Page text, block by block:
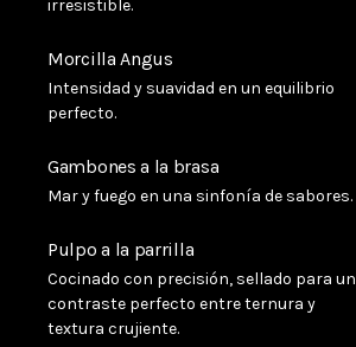
irresistible.
Morcilla Angus
Intensidad y suavidad en un equilibrio
perfecto.
Gambones a la brasa
Mar y fuego en una sinfonía de sabores.
Pulpo a la parrilla
Cocinado con precisión, sellado para un
contraste perfecto entre ternura y
textura crujiente.